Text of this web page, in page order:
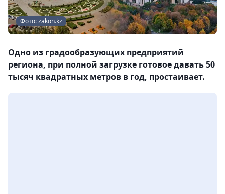
Фото: zakon.kz
Одно из градообразующих предприятий
региона, при полной загрузке готовое давать 50
тысяч квадратных метров в год, простаивает.